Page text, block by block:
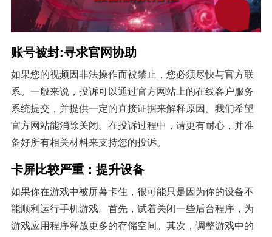
账号被封:寻求官网协助
如果您的视频因非法操作而被禁止，您必须尽快与官方联
系。一般来说，投诉可以通过官方网站上的在线客户服务
系统提交，并提供一定的直接证据来解释原因。我们希望
官方网站能消除关闭。在投诉过程中，请更有耐心，并准
备好所有相关材料来支持您的投诉。
卡屏比较严重：提升设备
如果你在游戏中被屏幕卡住，很可能只是因为你的设备不
能顺利运行手机游戏。首先，试着关闭一些后台程序，为
游戏应用程序释放更多的存储空间。其次，调整游戏中的